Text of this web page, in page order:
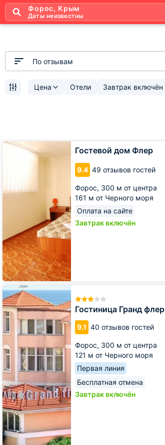
Форос, Крым
Даты неизвестны
По отзывам
Цена Отели Завтрак включён
Гостевой дом Флер
9.4 49 отзывов гостей
Форос, 300 м от центра
161 м от Черного моря
Оплата на сайте
Завтрак включён
Гостевой
Гостиница Гранд флер
9.1 40 отзывов гостей
Форос, 300 м от центра
121 м от Черного моря
Первая линия
Бесплатная отмена
Завтрак включён
Гостиница
Гранд
флер